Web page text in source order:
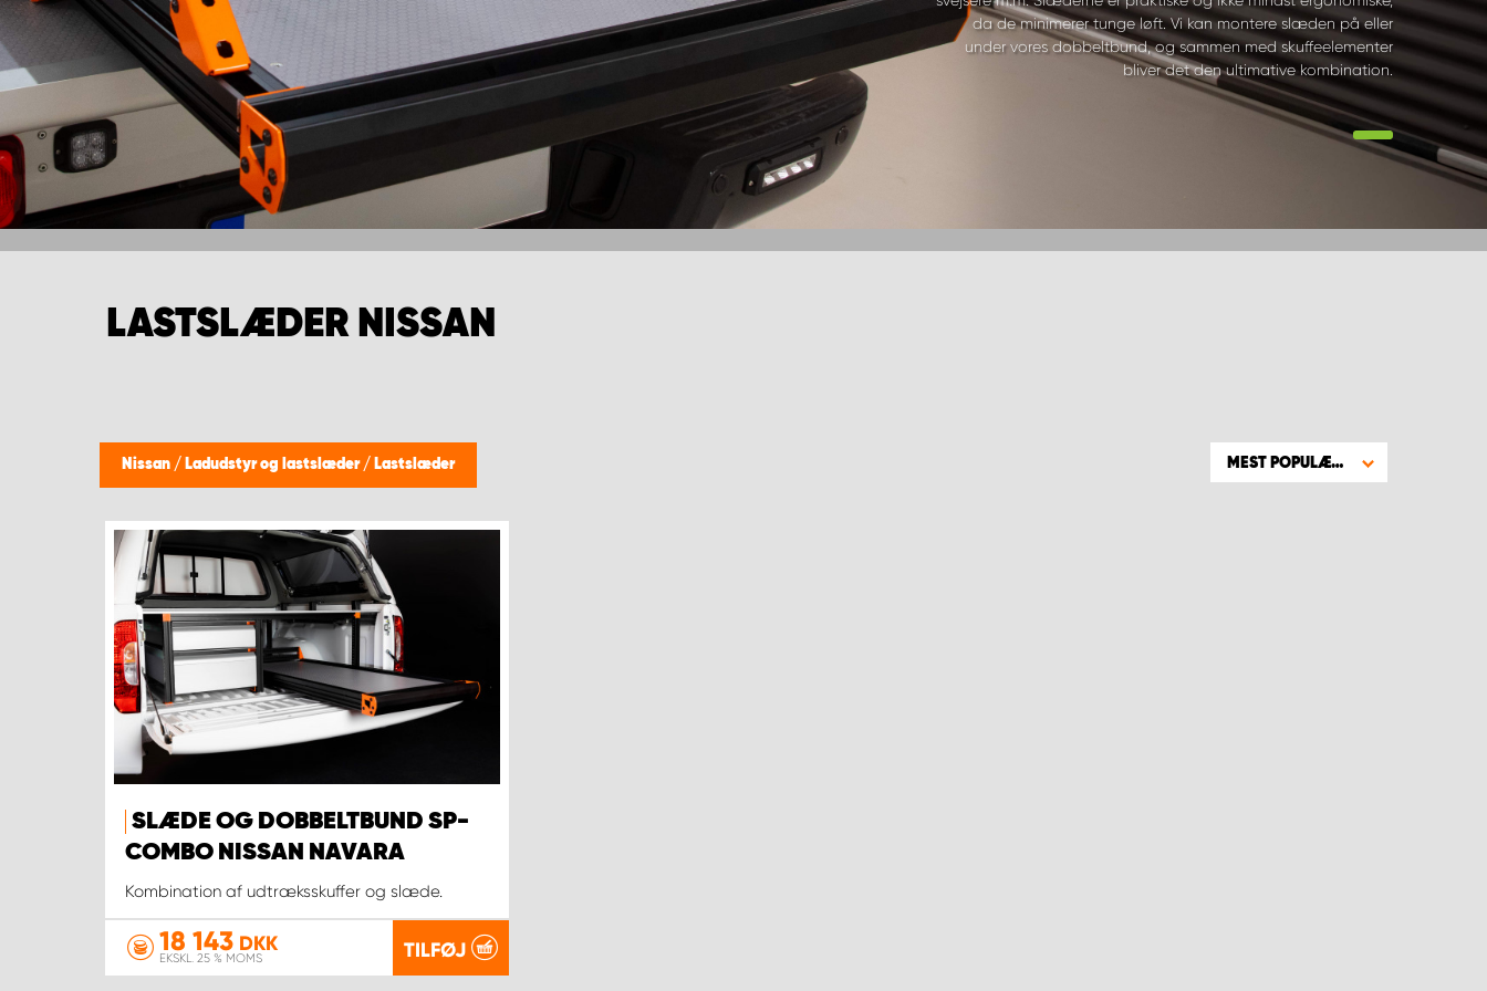
da de minimerer tunge løft. Vi kan montere slæden på eller
under vores dobbeltbund, og sammen med skuffeelementer
bliver det den ultimative kombination.
LASTSLÆDER NISSAN
Nissan / Ladudstyr og lastslæder / Lastslæder MEST POPULÆRE
SLÆDE OG DOBBELTBUND SP-
COMBO NISSAN NAVARA
Kombination af udtræksskuffer og slæde.
18 143 DKK
EKSKL. 25 % MOMS TILFØJ